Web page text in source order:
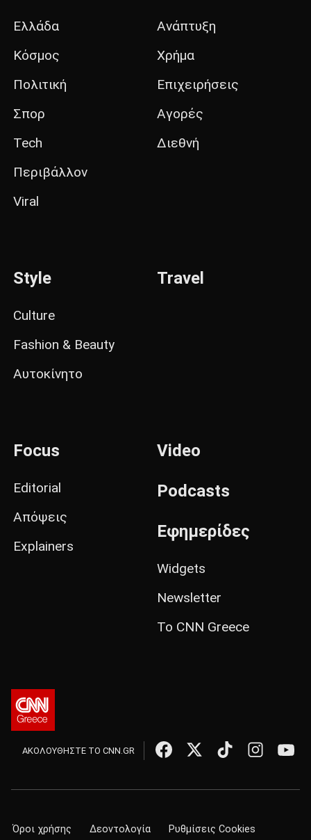
Ελλάδα
Κόσμος
Πολιτική
Σπορ
Tech
Περιβάλλον
Viral
Ανάπτυξη
Χρήμα
Επιχειρήσεις
Αγορές
Διεθνή
Style
Culture
Fashion & Beauty
Αυτοκίνητο
Travel
Focus
Editorial
Απόψεις
Explainers
Video
Podcasts
Εφημερίδες
Widgets
Newsletter
Το CNN Greece
ΑΚΟΛΟΥΘΗΣΤΕ ΤΟ CNN.GR
Όροι χρήσης Δεοντολογία Ρυθμίσεις Cookies